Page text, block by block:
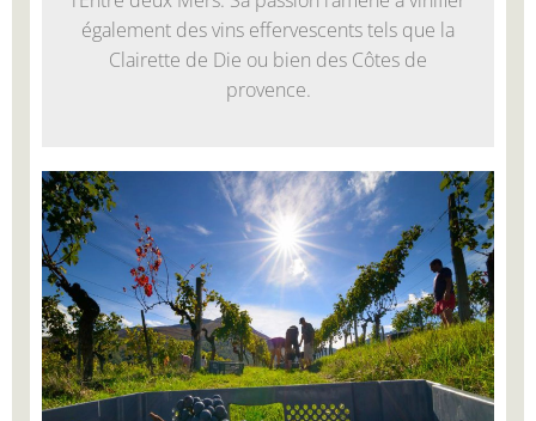
également des vins effervescents tels que la
Clairette de Die ou bien des Côtes de
provence.